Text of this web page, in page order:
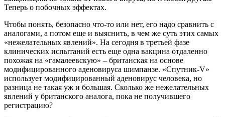
Теперь о побочных эффектах.
Чтобы понять, безопасно что-то или нет, его надо сравнить с
аналогами, а потом еще и выяснить, в чем же суть этих самых
«нежелательных явлений». На сегодня в третьей фазе
клинических испытаний есть еще одна вакцина отдаленно
похожая на «гамалеевскую» – британская на основе
модифицированного аденовируса шимпанзе. «Спутник-V»
использует модифицированный аденовирус человека, но
разница не такая уж и большая. Сколько же нежелательных
явлений у британского аналога, пока не получившего
регистрацию?